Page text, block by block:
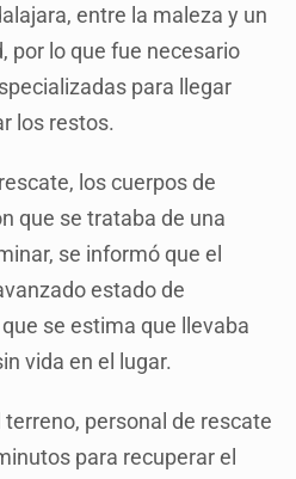
entre la maleza y un
por lo que fue necesario
para llegar
los restos.
los cuerpos de
que se trataba de una
se informó que el
estado de
se estima que llevaba
vida en el lugar.
personal de rescate
para recuperar el